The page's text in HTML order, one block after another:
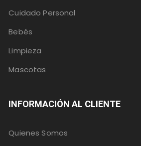
Cuidado Personal
Bebés
Limpieza
Mascotas
INFORMACIÓN AL CLIENTE
Quienes Somos